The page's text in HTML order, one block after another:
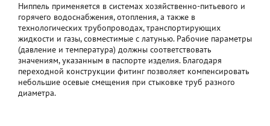
Ниппель применяется в системах хозяйственно-питьевого и
горячего водоснабжения, отопления, а также в
технологических трубопроводах, транспортирующих
жидкости и газы, совместимые с латунью. Рабочие параметры
(давление и температура) должны соответствовать
значениям, указанным в паспорте изделия. Благодаря
переходной конструкции фитинг позволяет компенсировать
небольшие осевые смещения при стыковке труб разного
диаметра.